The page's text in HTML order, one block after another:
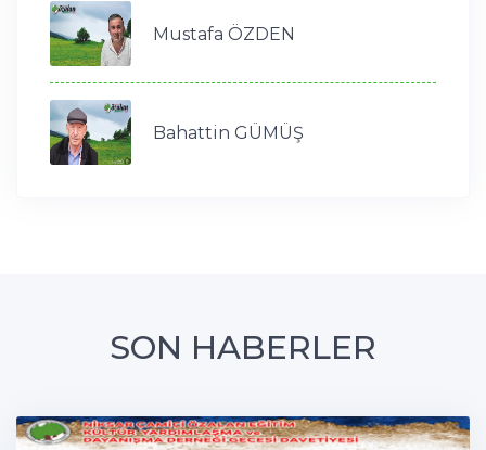
Mustafa ÖZDEN
Bahattin GÜMÜŞ
SON HABERLER